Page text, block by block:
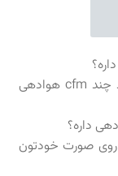
زمانی که با يك بادبزن خودتون رو باد مى‌زنيد چند cfm هوادهى
روى صورت خودتون